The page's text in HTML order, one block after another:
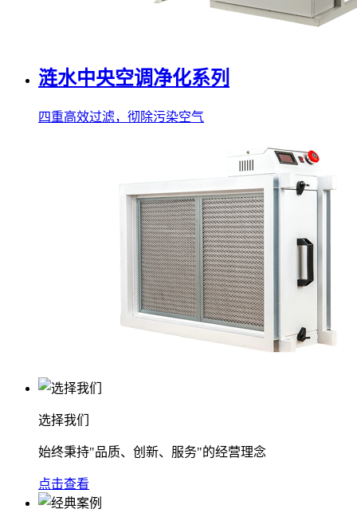
涟水中央空调净化系列
四重高效过滤，彻除污染空气
选择我们
始终秉持"品质、创新、服务"的经营理念
点击查看